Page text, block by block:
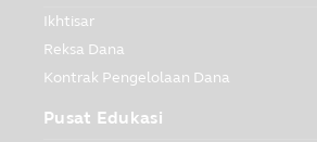
Ikhtisar
Reksa Dana
Kontrak Pengelolaan Dana
Pusat Edukasi